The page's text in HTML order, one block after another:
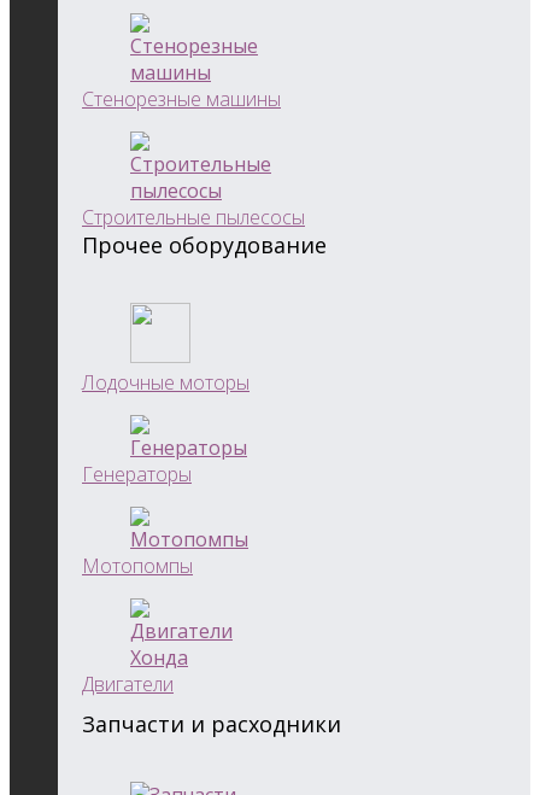
Стенорезные машины
Строительные пылесосы
Прочее оборудование
Лодочные моторы
Генераторы
Мотопомпы
Двигатели
Запчасти и расходники